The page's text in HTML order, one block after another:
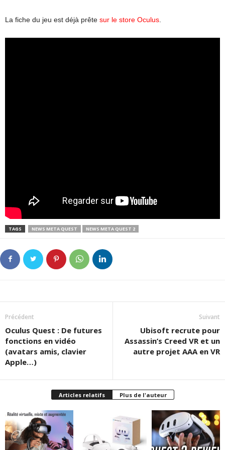
La fiche du jeu est déjà prête sur le store Oculus
TAGS NEWS META QUEST NEWS META QUEST 2
Précédent
Oculus Quest : De futures
fonctions en vidéo
(avatars amis, clavier
Apple…)
Suivant
Ubisoft recrute pour
Assassin’s Creed VR et un
autre projet AAA en VR
Articles relatifs Plus de l'auteur